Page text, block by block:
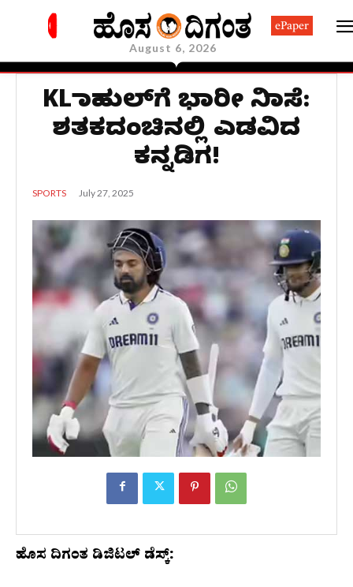
August 6, 2026
ePaper
KL ರಾಹುಲ್​ಗೆ ಭಾರೀ ನಿರಾಸೆ:
ಶತಕದಂಚಿನಲ್ಲಿ ಎಡವಿದ
ಕನ್ನಡಿಗ!
SPORTS July 27, 2025
ಹೊಸ ದಿಗಂತ ಡಿಜಿಟಲ್ ಡೆಸ್ಕ್: